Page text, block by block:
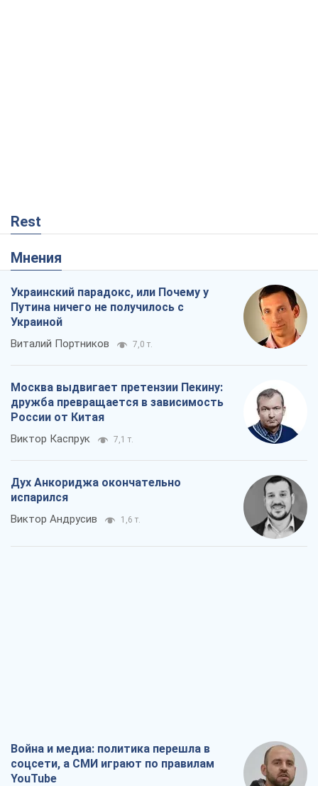
Rest
Мнения
Украинский парадокс, или Почему у
Путина ничего не получилось с
Украиной
Виталий Портников 7,0 т.
Москва выдвигает претензии Пекину:
дружба превращается в зависимость
России от Китая
Виктор Каспрук 7,1 т.
Дух Анкориджа окончательно
испарился
Виктор Андрусив 1,6 т.
Война и медиа: политика перешла в
соцсети, а СМИ играют по правилам
YouTube